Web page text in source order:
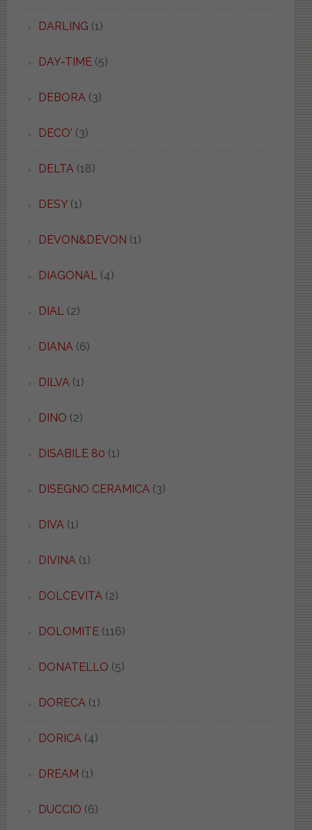
DARLING (1)
DAY-TIME(5)
DEBORA (3)
DECO' (3)
DELTA (18)
DESY(1)
DEVON&DEVON (1)
DIAGONAL (4)
DIAL (2)
DIANA (6)
DILVA (1)
DINO (2)
DISABILE 80 (1)
DISEGNO CERAMICA (3)
DIVA (1)
DIVINA (1)
DOLCEVITA (2)
DOLOMITE(116)
DONATELLO (5)
DORECA (1)
DORICA (4)
DREAM (1)
DUCCIO (6)